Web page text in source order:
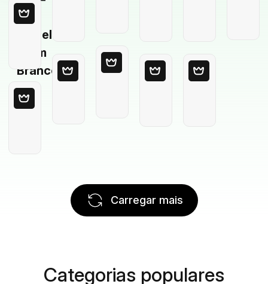
Modelo
em
Branco
Carregar mais
Categorias populares